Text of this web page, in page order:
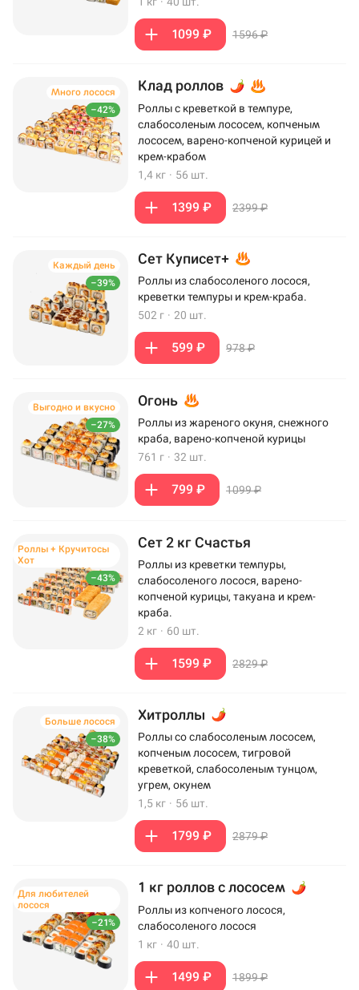
1099 ₽ 1596 ₽
–42%
Много лосося Клад роллов
Роллы с креветкой в темпуре,
слабосоленым лососем, копченым
лососем, варено-копченой курицей и
крем-крабом
1,4 кг · 56 шт.
1399 ₽ 2399 ₽
–39%
Каждый день Сет Куписет+
Роллы из слабосоленого лосося,
креветки темпуры и крем-краба.
502 г · 20 шт.
599 ₽ 978 ₽
–27%
Выгодно и вкусно Огонь
Роллы из жареного окуня, снежного
краба, варено-копченой курицы
761 г · 32 шт.
799 ₽ 1099 ₽
–43%
Роллы + Кручитосы
Хот
Сет 2 кг Счастья
Роллы из креветки темпуры,
слабосоленого лосося, варено-
копченой курицы, такуана и крем-
краба.
2 кг · 60 шт.
1599 ₽ 2829 ₽
–38%
Больше лосося Хитроллы
Роллы со слабосоленым лососем,
копченым лососем, тигровой
креветкой, слабосоленым тунцом,
угрем, окунем
1,5 кг · 56 шт.
1799 ₽ 2879 ₽
–21%
Для любителей
лосося
1 кг роллов с лососем
Роллы из копченого лосося,
слабосоленого лосося
1 кг · 40 шт.
1499 ₽ 1899 ₽